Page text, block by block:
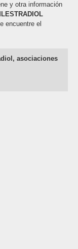
y otra información
encuentre el
asociaciones